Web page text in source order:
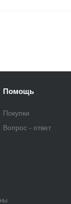
Помощь
Покупки
Вопрос - ответ